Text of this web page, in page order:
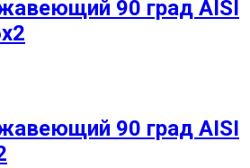
90 град AISI
90 град AISI